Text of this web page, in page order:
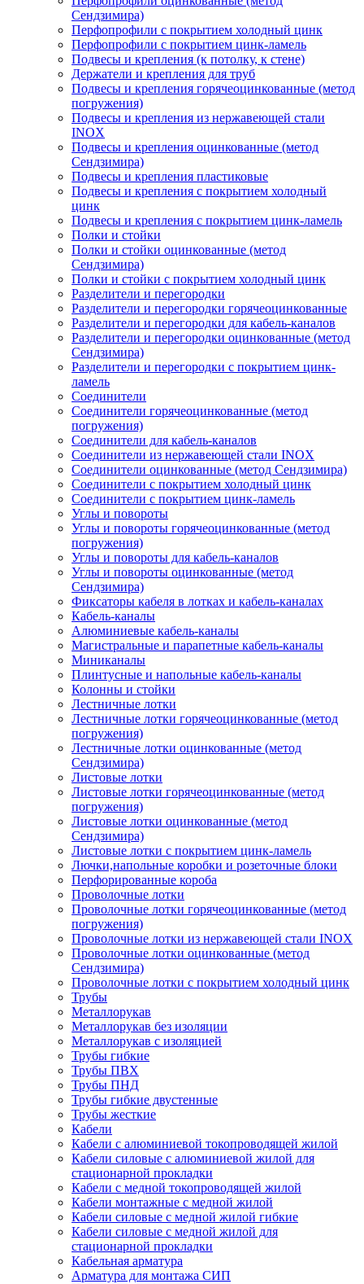
Сендзимира)
Перфопрофили с покрытием холодный цинк
Перфопрофили с покрытием цинк-ламель
Подвесы и крепления (к потолку, к стене)
Держатели и крепления для труб
Подвесы и крепления горячеоцинкованные (метод
погружения)
Подвесы и крепления из нержавеющей стали
INOX
Подвесы и крепления оцинкованные (метод
Сендзимира)
Подвесы и крепления пластиковые
Подвесы и крепления с покрытием холодный
цинк
Подвесы и крепления с покрытием цинк-ламель
Полки и стойки
Полки и стойки оцинкованные (метод
Сендзимира)
Полки и стойки с покрытием холодный цинк
Разделители и перегородки
Разделители и перегородки горячеоцинкованные
Разделители и перегородки для кабель-каналов
Разделители и перегородки оцинкованные (метод
Сендзимира)
Разделители и перегородки с покрытием цинк-
ламель
Соединители
Соединители горячеоцинкованные (метод
погружения)
Соединители для кабель-каналов
Соединители из нержавеющей стали INOX
Соединители оцинкованные (метод Сендзимира)
Соединители с покрытием холодный цинк
Соединители с покрытием цинк-ламель
Углы и повороты
Углы и повороты горячеоцинкованные (метод
погружения)
Углы и повороты для кабель-каналов
Углы и повороты оцинкованные (метод
Сендзимира)
Фиксаторы кабеля в лотках и кабель-каналах
Кабель-каналы
Алюминиевые кабель-каналы
Магистральные и парапетные кабель-каналы
Миниканалы
Плинтусные и напольные кабель-каналы
Колонны и стойки
Лестничные лотки
Лестничные лотки горячеоцинкованные (метод
погружения)
Лестничные лотки оцинкованные (метод
Сендзимира)
Листовые лотки
Листовые лотки горячеоцинкованные (метод
погружения)
Листовые лотки оцинкованные (метод
Сендзимира)
Листовые лотки с покрытием цинк-ламель
Лючки,напольные коробки и розеточные блоки
Перфорированные короба
Проволочные лотки
Проволочные лотки горячеоцинкованные (метод
погружения)
Проволочные лотки из нержавеющей стали INOX
Проволочные лотки оцинкованные (метод
Сендзимира)
Проволочные лотки с покрытием холодный цинк
Трубы
Металлорукав
Металлорукав без изоляции
Металлорукав с изоляцией
Трубы гибкие
Трубы ПВХ
Трубы ПНД
Трубы гибкие двустенные
Трубы жесткие
Кабели
Кабели с алюминиевой токопроводящей жилой
Кабели силовые с алюминиевой жилой для
стационарной прокладки
Кабели с медной токопроводящей жилой
Кабели монтажные с медной жилой
Кабели силовые с медной жилой гибкие
Кабели силовые с медной жилой для
стационарной прокладки
Кабельная арматура
Арматура для монтажа СИП